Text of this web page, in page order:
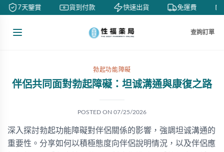
7天鑒賞 貨到付款 快速出貨 免運費
查詢訂單
勃起功能障礙
伴侶共同面對勃起障礙：坦诚溝通與康復之路
POSTED ON 07/25/2026
深入探討勃起功能障礙對伴侶關係的影響，強調坦诚溝通的
重要性。分享如何以積極態度向伴侶說明情況，以及伴侶應